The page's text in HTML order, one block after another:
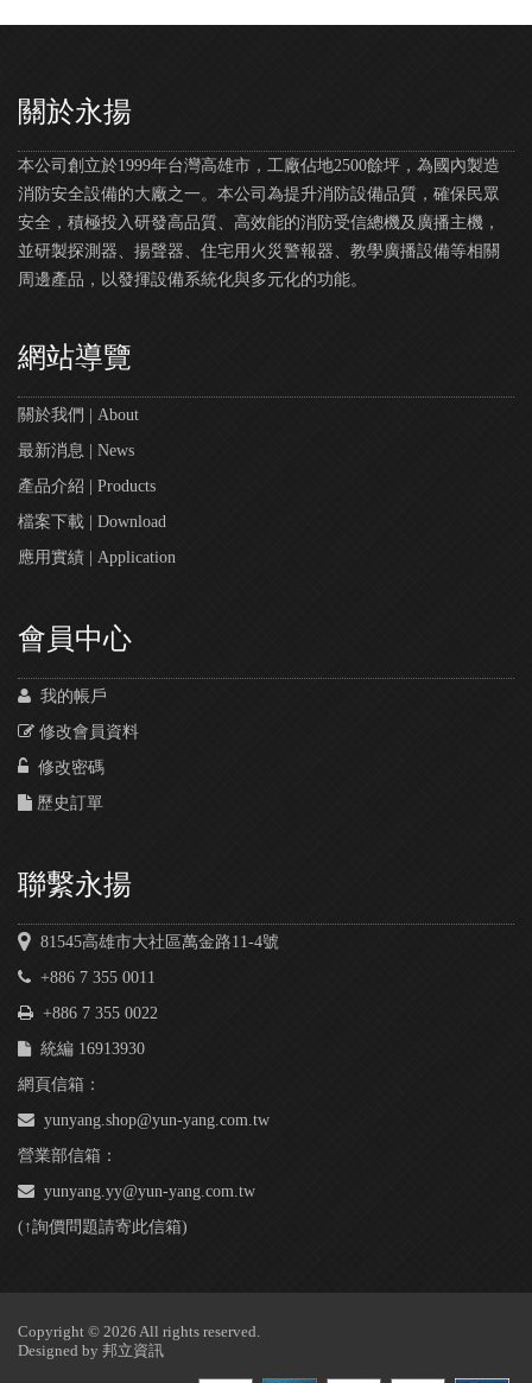
關於永揚
本公司創立於1999年台灣高雄市，工廠佔地2500餘坪，為國內製造
消防安全設備的大廠之一。本公司為提升消防設備品質，確保民眾
安全，積極投入研發高品質、高效能的消防受信總機及廣播主機，
並研製探測器、揚聲器、住宅用火災警報器、教學廣播設備等相關
周邊產品，以發揮設備系統化與多元化的功能。
網站導覽
關於我們 | About
最新消息 | News
產品介紹 | Products
檔案下載 | Download
應用實績 | Application
會員中心
我的帳戶
修改會員資料
修改密碼
歷史訂單
聯繫永揚
81545高雄市大社區萬金路11-4號
+886 7 355 0011
+886 7 355 0022
統編 16913930
網頁信箱：
yunyang.shop@yun-yang.com.tw
營業部信箱：
yunyang.yy@yun-yang.com.tw
(↑詢價問題請寄此信箱)
Copyright © 2026 All rights reserved.
Designed by 邦立資訊